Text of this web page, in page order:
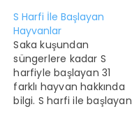
S Harfi İle Başlayan
Hayvanlar
Saka kuşundan
süngerlere kadar S
harfiyle başlayan 31
farklı hayvan hakkında
bilgi. S harfi ile başlayan